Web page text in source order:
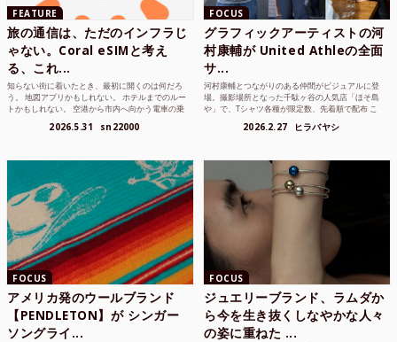
FEATURE
旅の通信は、ただのインフラじ
ゃない。Coral eSIMと考え
る、これ...
知らない街に着いたとき、最初に開くのは何だろ
う。 地図アプリかもしれない。 ホテルまでのルー
トかもしれない。 空港から市内へ向かう電車の乗
2026.5.31 sn22000
FOCUS
グラフィックアーティストの河
村康輔が United Athleの全面
サ...
河村康輔とつながりのある仲間がビジュアルに登
場。撮影場所となった千駄ヶ谷の人気店「ほそ島
や」で、Tシャツ各種が限定数、先着順で配布 こ
2026.2.27 ヒラバヤシ
FOCUS
アメリカ発のウールブランド
【PENDLETON】が シンガー
ソングライ...
FOCUS
ジュエリーブランド、ラムダか
ら今を生き抜くしなやかな人々
の姿に重ねた ...